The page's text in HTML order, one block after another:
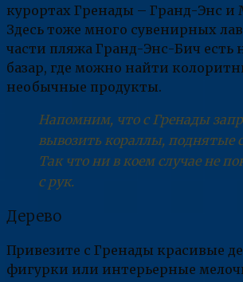
курортах Гренады – Гранд-Энс
Здесь тоже много сувенирных
части пляжа Гранд-Энс-Бич есть
базар, где можно найти
необычные продукты.
Напомним, что с Гренады
вывозить кораллы, поднятые
Так что ни в коем случае не
с рук.
Дерево
Привезите с Гренады красивые
фигурки или интерьерные